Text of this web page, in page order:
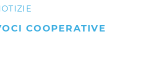
COOPERATIVE